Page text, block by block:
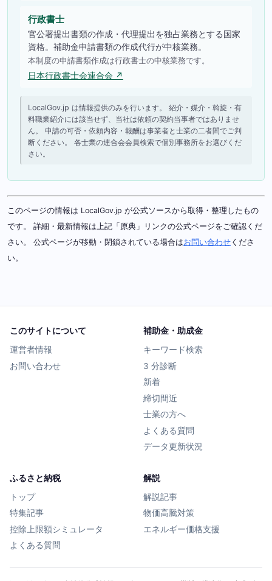
行政書士
官公署提出書類の作成・代理提出を独占業務とする国家
資格。補助金申請書類の作成代行が中核業務。
本制度の申請書類作成は行政書士の中核業務です。
日本行政書士会連合会 ↗
LocalGov.jp は情報提供のみを行います。 紹介・媒介・斡旋・有
料職業紹介には該当せず、当社は依頼の契約当事者ではありませ
ん。 申請の可否・依頼内容・報酬は事業者と士業の二者間でご判
断ください。 各士業の連合会会員検索で個別事務所をお選びくだ
さい。
このページの情報は LocalGov.jp が公式ソースから取得・整理したもの
です。 詳細・最新情報は上記「原典」リンクの公式ページをご確認くだ
さい。 公式ページが移動・閉鎖されている場合はお問い合わせ くださ
い。
このサイトについて
運営者情報
お問い合わせ
補助金・助成金
キーワード検索
3 分診断
新着
締切間近
士業の方へ
よくある質問
データ更新状況
ふるさと納税
トップ
特集記事
控除上限額シミュレータ
よくある質問
解説
解説記事
物価高騰対策
エネルギー価格支援